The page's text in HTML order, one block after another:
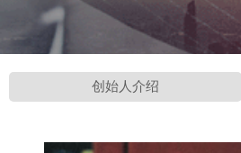
创始人介绍